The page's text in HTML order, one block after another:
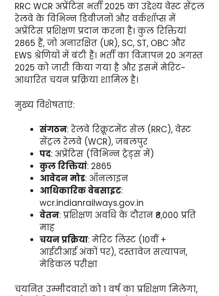
RRC WCR अप्रेंटिस भर्ती 2025 का उद्देश्य वेस्ट सेंट्रल
रेलवे के विभिन्न डिवीजनों और वर्कशॉप्स में
अप्रेंटिस प्रशिक्षण प्रदान करना है। कुल रिक्तियां
2865 हैं, जो अनारक्षित (UR), SC, ST, OBC और
EWS श्रेणियों में बंटी हैं। भर्ती का विज्ञापन 20 अगस्त
2025 को जारी किया गया है और इसमें मेरिट-
आधारित चयन प्रक्रिया शामिल है।
मुख्य विशेषताएं:
संगठन: रेलवे रिक्रूटमेंट सेल (RRC), वेस्ट
सेंट्रल रेलवे (WCR), जबलपुर
पद: अप्रेंटिस (विभिन्न ट्रेड्स में)
कुल रिक्तियां: 2865
आवेदन मोड: ऑनलाइन
आधिकारिक वेबसाइट:
wcr.indianrailways.gov.in
वेतन: प्रशिक्षण अवधि के दौरान ₹8,000 प्रति
माह
चयन प्रक्रिया: मेरिट लिस्ट (10वीं +
आईटीआई अंकों पर), दस्तावेज सत्यापन,
मेडिकल परीक्षा
चयनित उम्मीदवारों को 1 वर्ष का प्रशिक्षण मिलेगा,